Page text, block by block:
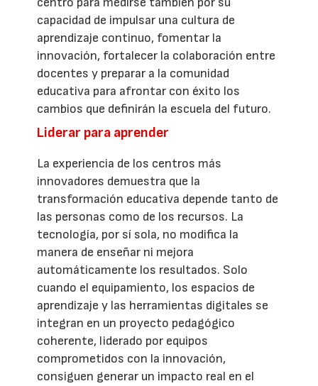
capacidad de impulsar una cultura de
aprendizaje continuo, fomentar la
innovación, fortalecer la colaboración entre
docentes y preparar a la comunidad
educativa para afrontar con éxito los
cambios que definirán la escuela del futuro.
Liderar para aprender
La experiencia de los centros más
innovadores demuestra que la
transformación educativa depende tanto de
las personas como de los recursos. La
tecnología, por sí sola, no modifica la
manera de enseñar ni mejora
automáticamente los resultados. Solo
cuando el equipamiento, los espacios de
aprendizaje y las herramientas digitales se
integran en un proyecto pedagógico
coherente, liderado por equipos
comprometidos con la innovación,
consiguen generar un impacto real en el